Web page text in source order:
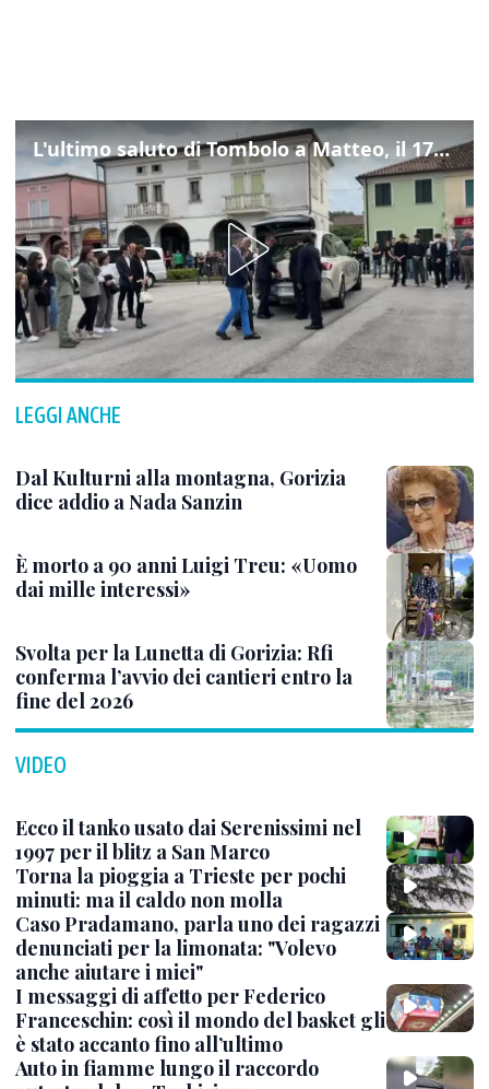
L'ultimo saluto di Tombolo a Matteo, il 17enne morto di tumore. Il video
LEGGI ANCHE
Dal Kulturni alla montagna, Gorizia
dice addio a Nada Sanzin
È morto a 90 anni Luigi Treu: «Uomo
dai mille interessi»
Svolta per la Lunetta di Gorizia: Rfi
conferma l’avvio dei cantieri entro la
fine del 2026
VIDEO
Ecco il tanko usato dai Serenissimi nel
1997 per il blitz a San Marco
Torna la pioggia a Trieste per pochi
minuti: ma il caldo non molla
Caso Pradamano, parla uno dei ragazzi
denunciati per la limonata: "Volevo
anche aiutare i miei"
I messaggi di affetto per Federico
Franceschin: così il mondo del basket gli
è stato accanto fino all’ultimo
Auto in fiamme lungo il raccordo